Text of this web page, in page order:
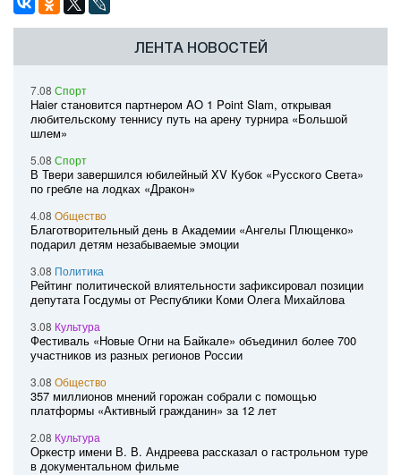
ЛЕНТА НОВОСТЕЙ
7.08 Спорт
Haier становится партнером AO 1 Point Slam, открывая
любительскому теннису путь на арену турнира «Большой
шлем»
5.08 Спорт
В Твери завершился юбилейный XV Кубок «Русского Света»
по гребле на лодках «Дракон»
4.08 Общество
Благотворительный день в Академии «Ангелы Плющенко»
подарил детям незабываемые эмоции
3.08 Политика
Рейтинг политической влиятельности зафиксировал позиции
депутата Госдумы от Республики Коми Олега Михайлова
3.08 Культура
Фестиваль «Новые Огни на Байкале» объединил более 700
участников из разных регионов России
3.08 Общество
357 миллионов мнений горожан собрали с помощью
платформы «Активный гражданин» за 12 лет
2.08 Культура
Оркестр имени В. В. Андреева рассказал о гастрольном туре
в документальном фильме